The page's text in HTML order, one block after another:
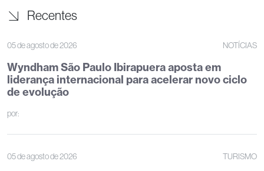
Recentes
05 de agosto de 2026 NOTÍCIAS
Wyndham São Paulo Ibirapuera aposta em
liderança internacional para acelerar novo ciclo
de evolução
por:
05 de agosto de 2026 TURISMO